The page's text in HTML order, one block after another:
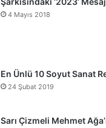
4 Mayıs 2018
En Ünlü 10 Soyut Sanat
24 Şubat 2019
Sarı Çizmeli Mehmet